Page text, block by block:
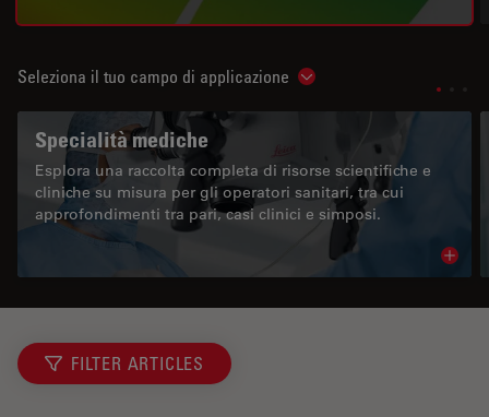
Seleziona il tuo campo di applicazione Show subnavigation
Specialità mediche
Esplora una raccolta completa di risorse scientifiche e
cliniche su misura per gli operatori sanitari, tra cui
approfondimenti tra pari, casi clinici e simposi.
FILTER ARTICLES